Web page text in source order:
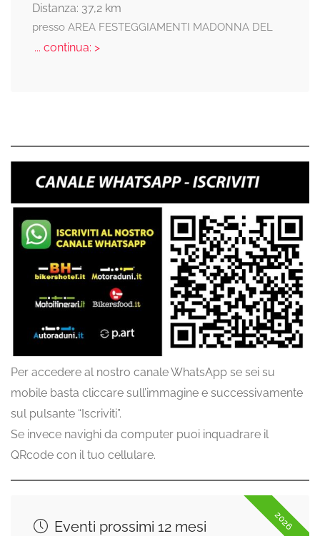
Distanza: 37,2 km
presso AREA FESTEGGIAMENTI MADONNA DEL
... continua: >
Per accedere al nostro canale WhatsApp se sei su
mobile basta cliccare sull’immagine e successivamente
sul pulsante “Iscriviti”.
Se invece navighi da computer puoi inquadrare il
QRcode con il tuo cellulare.
2026
Eventi prossimi 12 mesi